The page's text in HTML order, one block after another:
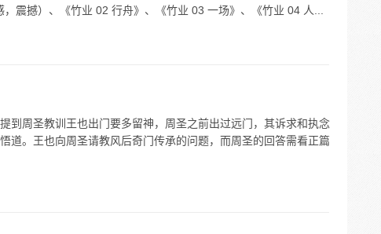
震撼）、《竹业 02 行舟》、《竹业 03 一场》、《竹业 04 人...
到周圣教训王也出门要多留神，周圣之前出过远门，其诉求和执念
道。王也向周圣请教风后奇门传承的问题，而周圣的回答需看正篇